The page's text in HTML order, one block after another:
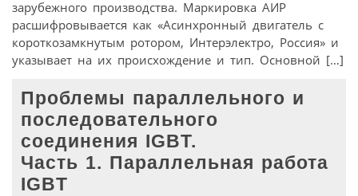
зарубежного производства. Маркировка АИР
расшифровывается как «Асинхронный двигатель с
короткозамкнутым ротором, Интерэлектро, Россия» и
указывает на их происхождение и тип. Основной […]
Проблемы параллельного и
последовательного
соединения IGBT.
Часть 1. Параллельная работа
IGBT